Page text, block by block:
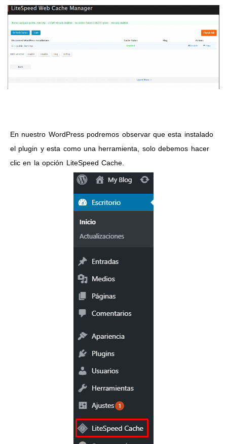
En nuestro WordPress podremos observar que esta instalado
el plugin y esta como una herramienta, solo debemos hacer
clic en la opción LiteSpeed Cache.